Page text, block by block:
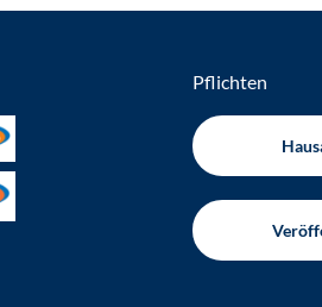
Pflichten